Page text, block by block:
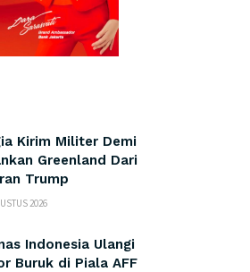
Kirim Militer Demi
Greenland Dari
Trump
2026
Indonesia Ulangi
Buruk di Piala AFF